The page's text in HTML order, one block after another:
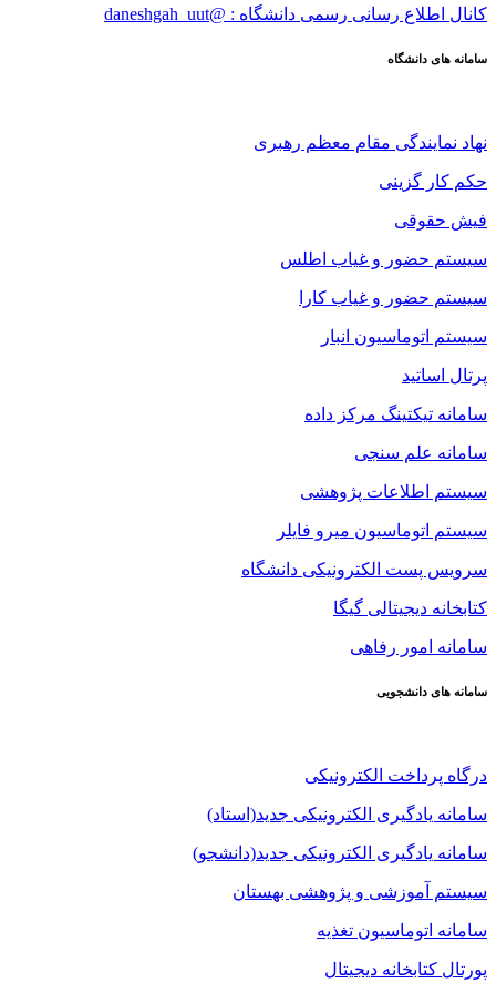
کانال اطلاع رسانی رسمی دانشگاه : @daneshgah_uut
سامانه های دانشگاه
نهاد نمایندگی مقام معظم رهبری
حکم کار گزینی
فیش حقوقی
سیستم حضور و غیاب اطلس
سیستم حضور و غیاب کارا
سیستم اتوماسیون انبار
پرتال اساتید
سامانه تیکتینگ مرکز داده
سامانه علم سنجی
سیستم اطلاعات پژوهشی
سیستم اتوماسیون میرو فایلر
سرویس پست الکترونیکی دانشگاه
کتابخانه دیجیتالی گیگا
سامانه امور رفاهی
سامانه های دانشجویی
درگاه پرداخت الکترونیکی
سامانه یادگیری الکترونیکی جدید(استاد)
سامانه یادگیری الکترونیکی جدید(دانشجو)
سیستم آموزشی و پژوهشی بهستان
سامانه اتوماسیون تغذیه
پورتال کتابخانه دیجیتال